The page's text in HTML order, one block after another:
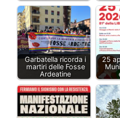
Garbatella ricorda i
martiri delle Fosse
Ardeatine
25